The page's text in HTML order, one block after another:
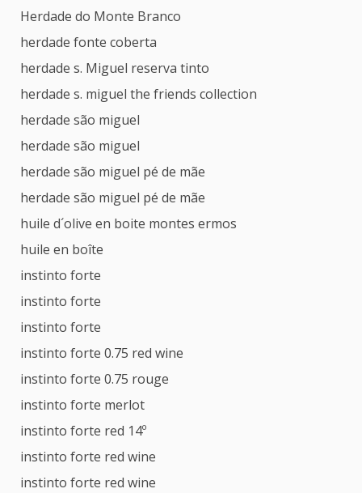
Herdade do Monte Branco
herdade fonte coberta
herdade s. Miguel reserva tinto
herdade s. miguel the friends collection
herdade são miguel
herdade são miguel
herdade são miguel pé de mãe
herdade são miguel pé de mãe
huile d´olive en boite montes ermos
huile en boîte
instinto forte
instinto forte
instinto forte
instinto forte 0.75 red wine
instinto forte 0.75 rouge
instinto forte merlot
instinto forte red 14º
instinto forte red wine
instinto forte red wine